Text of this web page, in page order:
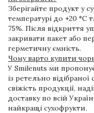
Зберігайте продукт у
температурі до +20 °C
75%. Після відкриття
закривати пакет або
герметичну ємність.
Чому варто купити
У Smilenuts ми
із ретельно
свіжість продукції,
доставку по всій
найкращі сухофрукти.